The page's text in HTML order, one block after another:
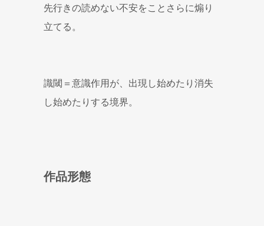
先行きの読めない不安をことさらに煽り
立てる。
識閾＝意識作用が、出現し始めたり消失
し始めたりする境界。
作品形態